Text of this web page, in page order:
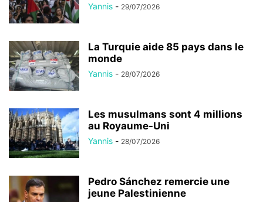
Yannis - 29/07/2026
La Turquie aide 85 pays dans le
monde
Yannis - 28/07/2026
Les musulmans sont 4 millions
au Royaume-Uni
Yannis - 28/07/2026
Pedro Sánchez remercie une
jeune Palestinienne